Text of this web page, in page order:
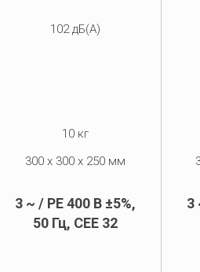
102 дБ(А)
10 кг
300 x 300 x 250 мм
3 ~ / PE 400 В ±5%,
50 Гц, CEE 32
3